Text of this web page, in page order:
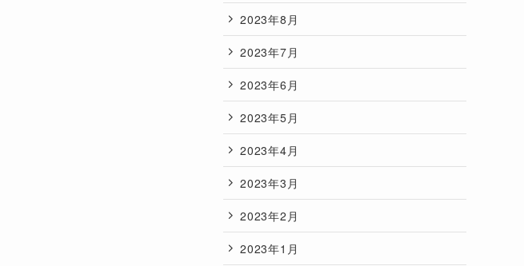
2023年8月
2023年7月
2023年6月
2023年5月
2023年4月
2023年3月
2023年2月
2023年1月